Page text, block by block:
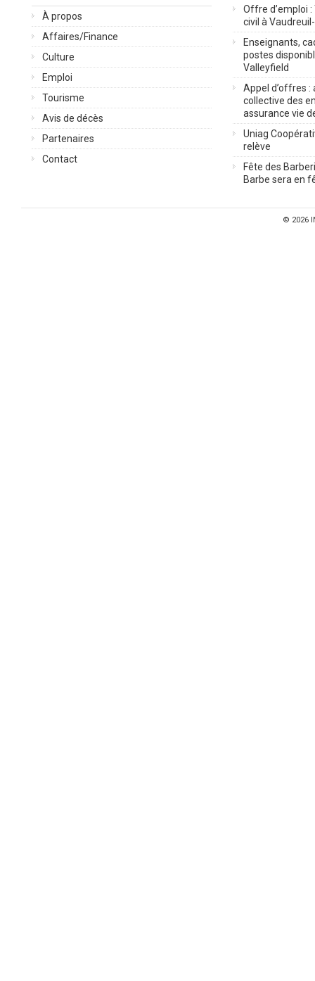
À propos
Affaires/Finance
Culture
Emploi
Tourisme
Avis de décès
Partenaires
Contact
Offre d’emploi
civil à
Enseignants,
postes
Valleyfield
Appel d’offres :
collective des
assurance vie
Uniag
relève
Fête des
Barbe sera en
© 2026